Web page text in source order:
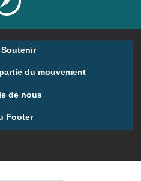
du mouvement
de nous
Footer